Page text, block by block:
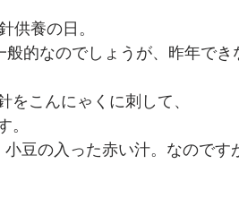
供養の日。
般的なのでしょうが、昨年でき
をこんにゃくに刺して、
。
豆の入った赤い汁。なのです